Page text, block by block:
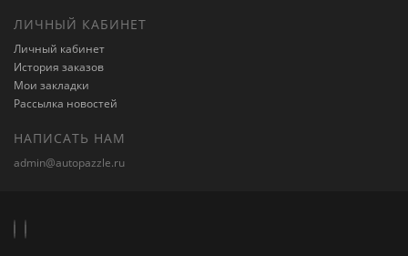
ЛИЧНЫЙ КАБИНЕТ
Личный кабинет
История заказов
Мои закладки
Рассылка новостей
НАПИСАТЬ НАМ
admin@autopazzle.ru